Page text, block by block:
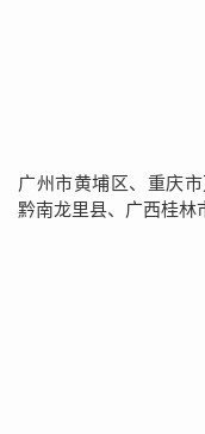
广州市黄埔区、重庆
黔南龙里县、广西桂林